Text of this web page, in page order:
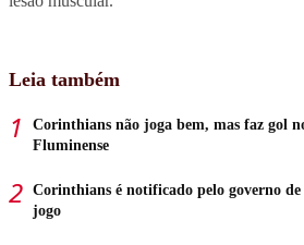
Leia também
Corinthians não joga bem, mas faz gol
Fluminense
Corinthians é notificado pelo governo de
jogo